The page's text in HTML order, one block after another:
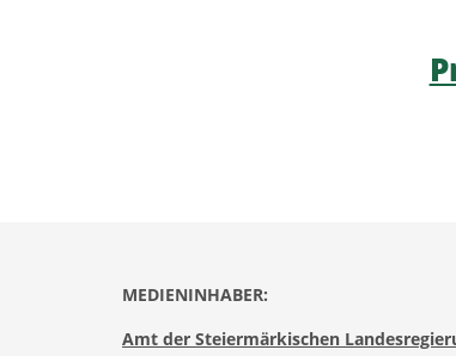
MEDIENINHABER:
Amt der Steiermärkischen